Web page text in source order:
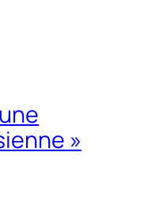
»